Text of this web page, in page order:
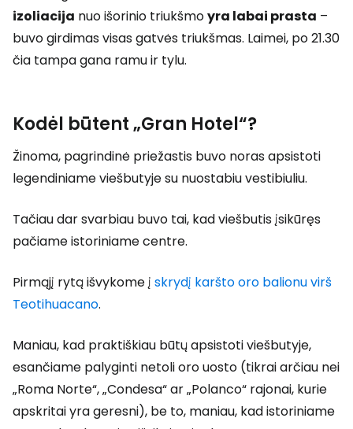
izoliacija nuo išorinio triukšmoyra labai prasta –
buvo girdimas visas gatvės triukšmas. Laimei, po 21.30
čia tampa gana ramu ir tylu.
Kodėl būtent „Gran Hotel“?
Žinoma, pagrindinė priežastis buvo noras apsistoti
legendiniame viešbutyje su nuostabiu vestibiuliu.
Tačiau dar svarbiau buvo tai, kad viešbutis įsikūręs
pačiame istoriniame centre.
Pirmąjį rytą išvykome į skrydį karšto oro balionu virš
Teotihuacano.
Maniau, kad praktiškiau būtų apsistoti viešbutyje,
esančiame palyginti netoli oro uosto (tikrai arčiau nei
„Roma Norte“, „Condesa“ ar „Polanco“ rajonai, kurie
apskritai yra geresni), be to, maniau, kad istoriniame